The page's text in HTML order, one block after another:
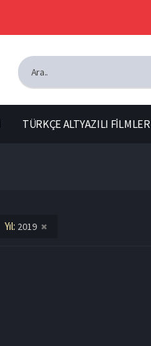
TÜRKÇE ALTYAZILI FİLMLER
Yıl: 2019